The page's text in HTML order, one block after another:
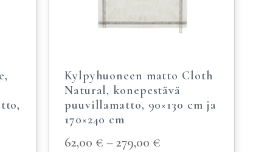
Kylpyhuoneen matto Cloth
Natural, konepestävä
puuvillamatto, 90×130 cm ja
170×240 cm
62,00 € –279,00 €